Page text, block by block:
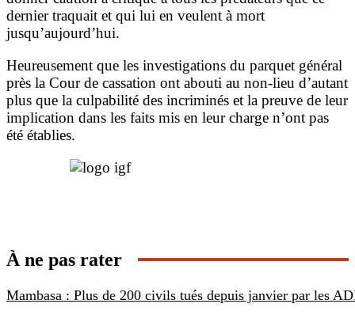
dernier traquait et qui lui en veulent à mort
jusqu’aujourd’hui.
Heureusement que les investigations du parquet général
près la Cour de cassation ont abouti au non-lieu d’autant
plus que la culpabilité des incriminés et la preuve de leur
implication dans les faits mis en leur charge n’ont pas
été établies.
À ne pas rater
Mambasa : Plus de 200 civils tués depuis janvier par les